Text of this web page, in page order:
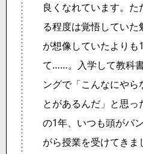
良くなれています。
る程度は覚悟してい
が想像していたよりも
て……。入学して教科
ングで「こんなにやら
とがあるんだ」と思っ
の1年、いつも頭がパ
がら授業を受けてきま